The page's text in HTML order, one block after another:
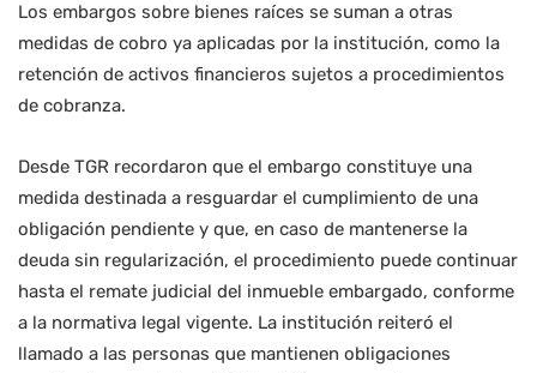
Los embargos sobre bienes raíces se suman a otras
medidas de cobro ya aplicadas por la institución, como la
retención de activos financieros sujetos a procedimientos
de cobranza.
Desde TGR recordaron que el embargo constituye una
medida destinada a resguardar el cumplimiento de una
obligación pendiente y que, en caso de mantenerse la
deuda sin regularización, el procedimiento puede continuar
hasta el remate judicial del inmueble embargado, conforme
a la normativa legal vigente. La institución reiteró el
llamado a las personas que mantienen obligaciones